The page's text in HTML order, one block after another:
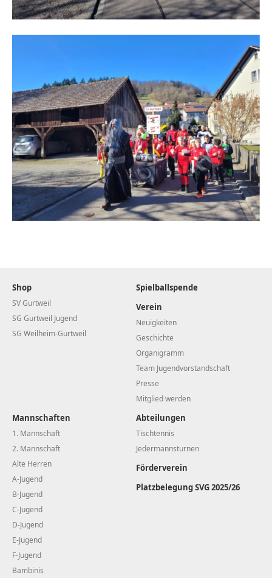
Shop
SV Gurtweil
SG Gurtweil Jugend
SG Weilheim-Gurtweil
Spielballspende
Verein
Neuigkeiten
Geschichte
Organigramm
Team Jugendvorstandschaft
Presse
Mitglied werden
Mannschaften
1. Mannschaft
2. Mannschaft
Alte Herren
A-Jugend
B-Jugend
C-Jugend
D-Jugend
E-Jugend
F-Jugend
Bambinis
Abteilungen
Tischtennis
Jedermannsturnen
Förderverein
Platzbelegung SVG 2025/26